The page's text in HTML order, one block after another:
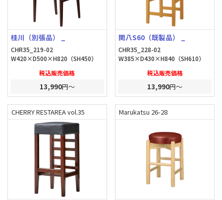
桂川（別張品） _
CHR35_219-02
W420×D500×H820（SH450）
税込販売価格
13,990円～
関八S60（既製品） _
CHR35_228-02
W385×D430×H840（SH610）
税込販売価格
13,990円～
CHERRY RESTAREA vol.35 Marukatsu 26-28